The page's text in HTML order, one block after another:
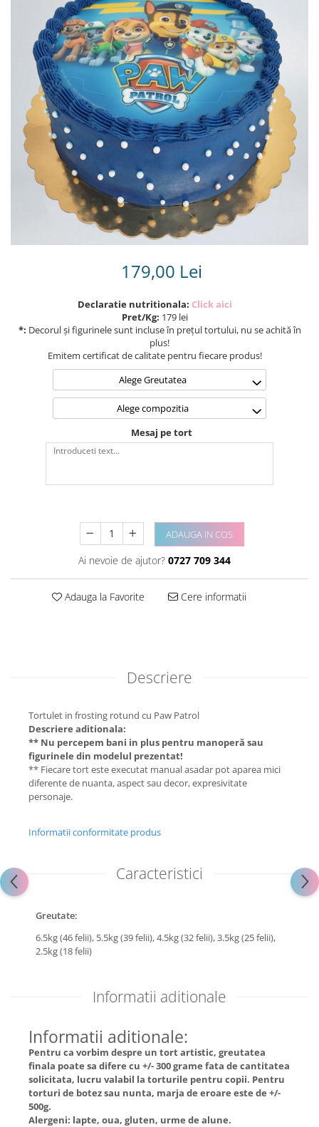
Torturi in frosting- crema pentru
Torturi cu flori
Tortulețe 1.7 kg - 2 kg
179,00 Lei
Declaratie nutritionala: Click aici
Pret/Kg: 179 lei
*: Decorul și figurinele sunt incluse în prețul tortului, nu se achită în
plus!
Emitem certificat de calitate pentru fiecare produs!
Alege Greutatea
Alege compozitia
Mesaj pe tort
ADAUGA IN COS
Ai nevoie de ajutor? 0727 709 344
Adauga la Favorite Cere informatii
Descriere
Tortulet in frosting rotund cu Paw Patrol
Descriere aditionala:
** Nu percepem bani in plus pentru manoperă sau
figurinele din modelul prezentat!
** Fiecare tort este executat manual asadar pot aparea mici
diferente de nuanta, aspect sau decor, expresivitate
personaje.
Informatii conformitate produs
Caracteristici
Greutate:
6.5kg (46 felii), 5.5kg (39 felii),4.5kg (32 felii),3.5kg (25 felii),
2.5kg (18 felii)
Informatii aditionale
Informatii aditionale:
Pentru ca vorbim despre un tort artistic, greutatea
finala poate sa difere cu +/- 300 grame fata de cantitatea
solicitata, lucru valabil la torturile pentru copii. Pentru
torturi de botez sau nunta, marja de eroare este de +/-
500g.
Alergeni: lapte, oua, gluten, urme de alune.